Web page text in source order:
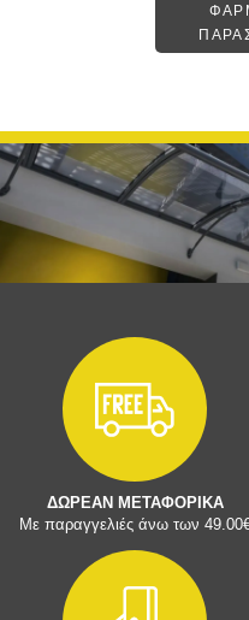
ΔΩΡΕΑΝ ΜΕΤΑΦΟΡΙΚΑ
Με παραγγελιές άνω των